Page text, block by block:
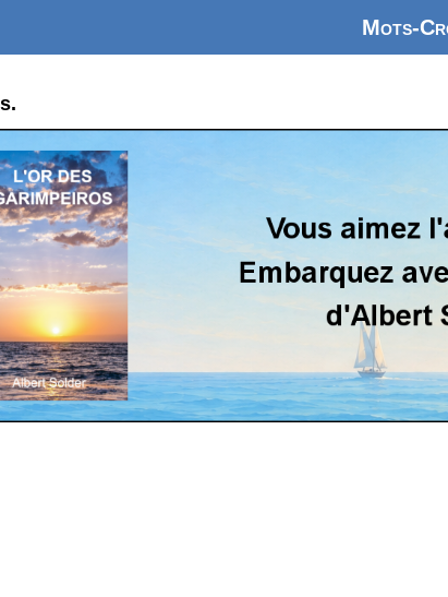
Mots-